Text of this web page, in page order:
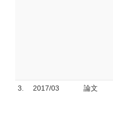
3. 2017/03 論文